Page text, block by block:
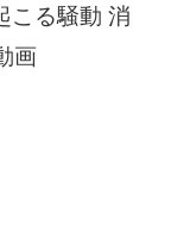
こる騒動 消
画